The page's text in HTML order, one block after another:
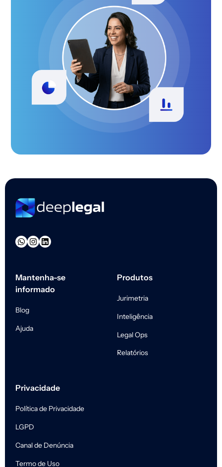
Mantenha-se
informado
Blog
Ajuda
Produtos
Jurimetria
Inteligência
Legal Ops
Relatórios
Privacidade
Política de Privacidade
LGPD
Canal de Denúncia
Termo de Uso